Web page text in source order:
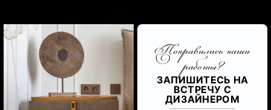
Понравились наши
работы?
ЗАПИШИТЕСЬ НА
ВСТРЕЧУ С
ДИЗАЙНЕРОМ